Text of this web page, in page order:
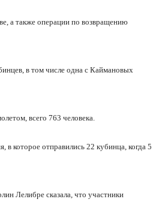
а также операции по возвращению
в том числе одна с Каймановых
всего 763 человека.
в которое отправились 22 кубинца, когда 5
Лелибре сказала, что участники